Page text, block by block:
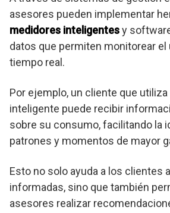
asesores pueden implementar
medidores inteligentesy
datos que permiten monitorear el
tiempo real.
Por ejemplo, un cliente que
inteligente puede recibir
sobre su consumo, facilitando la
patrones y momentos de mayor
Esto no solo ayuda a los clientes
informadas, sino que también
asesores realizar